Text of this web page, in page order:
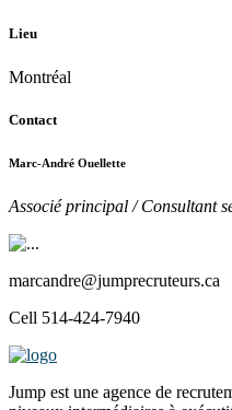
Lieu
Montréal
Contact
Marc-André Ouellette
Associé principal / Consultant
marcandre@jumprecruteurs.ca
Cell 514-424-7940
Jump est une agence de